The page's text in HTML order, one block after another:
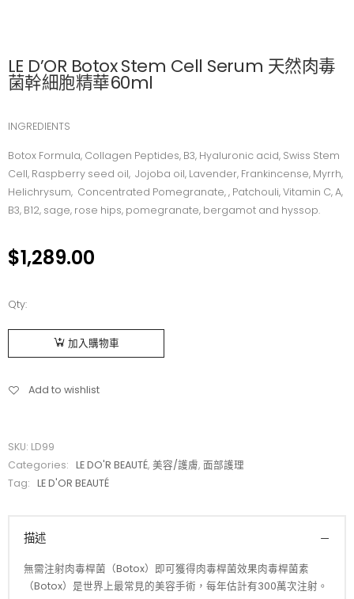
LE D’OR Botox Stem Cell Serum 天然肉毒
菌幹細胞精華60ml
INGREDIENTS
Botox Formula, Collagen Peptides, B3, Hyaluronic acid, Swiss Stem
Cell, Raspberry seed oil, Jojoba oil, Lavender, Frankincense, Myrrh,
Helichrysum, Concentrated Pomegranate, , Patchouli, Vitamin C, A,
B3, B12, sage, rose hips, pomegranate, bergamot and hyssop.
$1,289.00
Qty:
加入購物車
Add to wishlist
SKU: LD99
Categories:
LE DO'R BEAUTÉ,美容/護膚,面部護理
Tag:
LE D'OR BEAUTÉ
描述
無需注射肉毒桿菌（Botox）即可獲得肉毒桿菌效果肉毒桿菌素
（Botox）是世界上最常見的美容手術，每年估計有300萬次注射。